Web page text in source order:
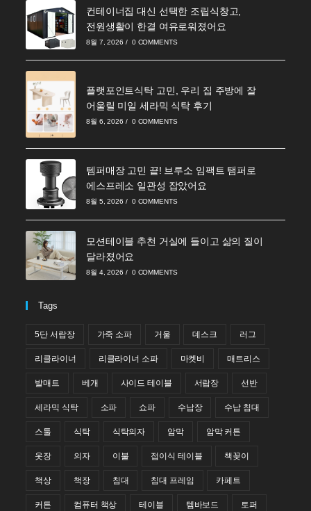
컨테이너집 대신 선택한 조립식창고,
전원생활이 한결 여유로워졌어요
8월 7, 2026 / 0 COMMENTS
플랫포인트식탁 고민, 우리 집 주방에 잘
어울릴 미일 세라믹 식탁 후기
8월 6, 2026 / 0 COMMENTS
템퍼매장 고민 끝! 브루소 임팩트 탬퍼로
에스프레소 일관성 잡았어요
8월 5, 2026 / 0 COMMENTS
모션테이블 추천 거실에 들이고 삶의 질이
달라졌어요
8월 4, 2026 / 0 COMMENTS
Tags
5단 서랍장 가죽 소파 거울 데스크 러그
리클라이너 리클라이너 소파 마켓비 매트리스
발매트 베개 사이드 테이블 서랍장 선반
세라믹 식탁 소파 쇼파 수납장 수납 침대
스툴 식탁 식탁의자 암막 암막 커튼
옷장 의자 이불 접이식 테이블 책꽂이
책상 책장 침대 침대 프레임 카페트
커튼 컴퓨터 책상 테이블 템바보드 토퍼